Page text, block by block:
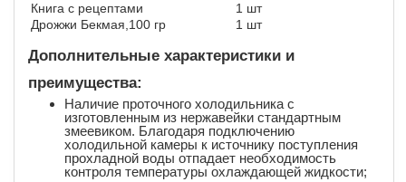
Книга с рецептами
1 шт
Дрожжи Бекмая,100 гр
1 шт
Дополнительные характеристики и
преимущества:
Наличие проточного холодильника с
изготовленным из нержавейки стандартным
змеевиком. Благодаря подключению
холодильной камеры к источнику поступления
прохладной воды отпадает необходимость
контроля температуры охлаждающей жидкости;